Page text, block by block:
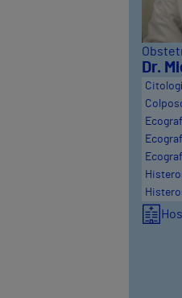
Dr.